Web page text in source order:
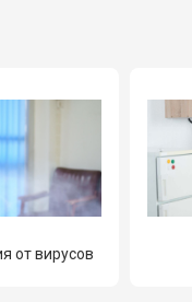
от вирусов